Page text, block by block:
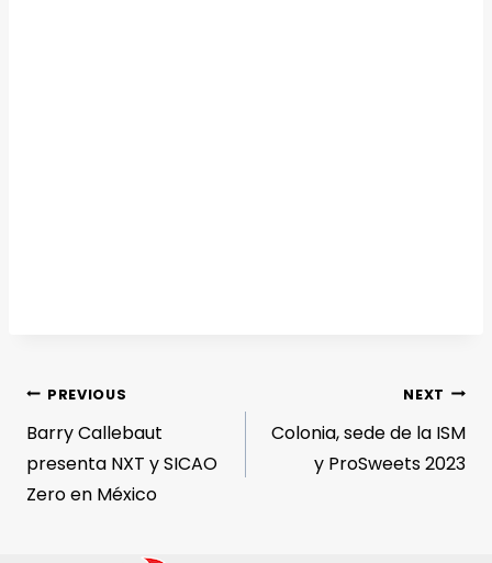
PREVIOUS
Barry Callebaut
presenta NXT y SICAO
Zero en México
NEXT
Colonia, sede de la ISM
y ProSweets 2023